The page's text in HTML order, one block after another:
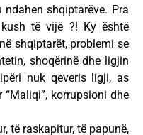
shqiptarëve. Pra
të vijë ?! Ky është
shqiptarët, problemi se
shoqërinë dhe ligjin
nuk qeveris ligji, as
korrupsioni dhe
të raskapitur, të papunë,